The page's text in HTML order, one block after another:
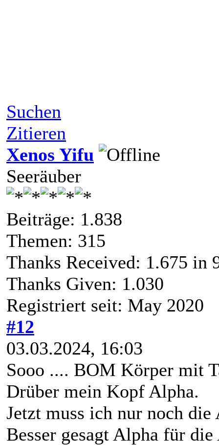
Suchen
Zitieren
Xenos Yifu
Seeräuber
Beiträge: 1.838
Themen: 315
Thanks Received: 1.675 in
Thanks Given: 1.030
Registriert seit: May 2020
#12
03.03.2024, 16:03
Sooo .... BOM Körper mit
Drüber mein Kopf Alpha.
Jetzt muss ich nur noch
Besser gesagt Alpha für